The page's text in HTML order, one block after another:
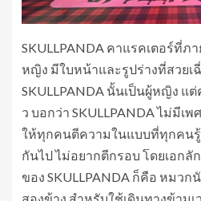
SKULLPANDA คาแรคเตอร์ที่ภ
หญิง มีใบหน้าและรูปร่างที่สวยเ
SKULLPANDA นั้นเป็นผู้หญิง แ
ว บอกว่า SKULLPANDA ไม่มีเ
ให้ทุกคนตีความในแบบที่ทุกคน
กันไป ไม่อยากตีกรอบ โดยเอก
ของ SKULLPANDA ก็คือ หมว
สองข้าง สำหรับใช้เดินทางข้าม